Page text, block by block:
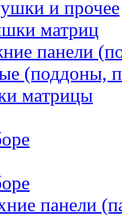
и прочее
матриц
панели
(поддоны,
матрицы
панели